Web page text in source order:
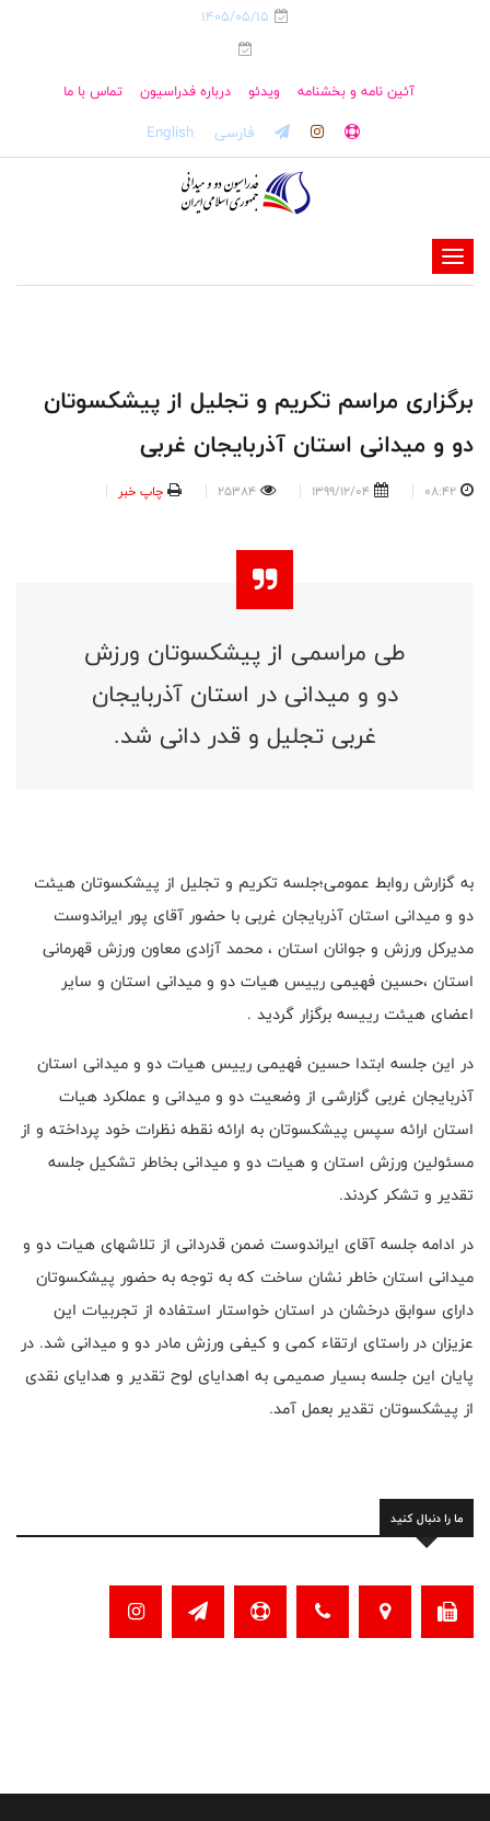
1405/05/15
آئین نامه و بخشنامه ویدئو درباره فدراسیون تماس با ما
فارسی English
-
-
-
-
برگزاری مراسم تکریم و تجلیل از پیشکسوتان
دو و میدانی استان آذربایجان غربی
08:42
1399/12/04
25384 چاپ خبر
طی مراسمی از پیشکسوتان ورزش
دو و میدانی در استان آذربایجان
غربی تجلیل و قدر دانی شد.
به گزارش روابط عمومی؛جلسه تکریم و تجلیل از پیشکسوتان هیئت
دو و میدانی استان آذربایجان غربی با حضور آقای پور ایراندوست
مدیرکل ورزش و جوانان استان ، محمد آزادی معاون ورزش قهرمانی
استان ،حسین فهیمی رییس هیات دو و میدانی استان و سایر
اعضای هیئت رییسه برگزار گردید .
در این جلسه ابتدا حسین فهیمی رییس هیات دو و میدانی استان
آذربایجان غربی گزارشی از وضعیت دو و میدانی و عملکرد هیات
استان ارائه سپس پیشکسوتان به ارائه نقطه نظرات خود پرداخته و از
مسئولین ورزش استان و هیات دو و میدانی بخاطر تشکیل جلسه
تقدیر و تشکر کردند.
در ادامه جلسه آقای ایراندوست ضمن قدردانی از تلاشهای هیات دو و
میدانی استان خاطر نشان ساخت که به توجه به حضور پیشکسوتان
دارای سوابق درخشان در استان خواستار استفاده از تجربیات این
عزیزان در راستای ارتقاء کمی و کیفی ورزش مادر دو و میدانی شد. در
پایان این جلسه بسیار صمیمی به اهدایای لوح تقدیر و هدایای نقدی
از پیشکسوتان تقدیر بعمل آمد.
ما را دنبال کنید